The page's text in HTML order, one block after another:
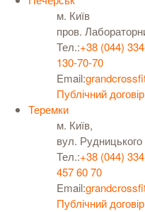
м. Київ
пров.
Тел.:+38 (044)
130-70-70
Email:
Публічний договір
Теремки
м. Київ,
вул.
Тел.:+38 (044)
457 60 70
Email:
Публічний договір